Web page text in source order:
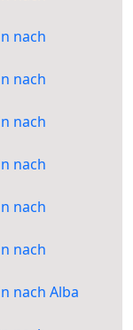
nach
nach
nach
nach
nach
nach
nach Alba